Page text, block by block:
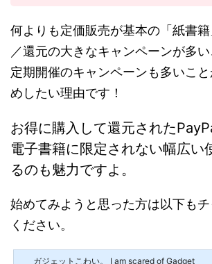
何よりも定価販売が基本の「紙書籍
／還元の大きなキャンペーンが多
定期開催のキャンペーンも多いこ
めしたい理由です！
お得に購入して還元された
電子書籍に限定されない幅広い
るのも魅力ですよ。
始めてみようと思った方は以下も
ください。
ガジェットこわい。 I am scared of Gadget